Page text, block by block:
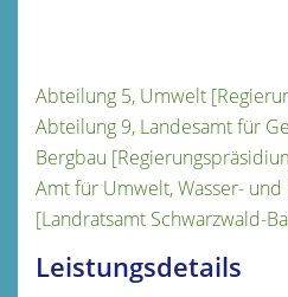
Abteilung 5, Umwelt
Abteilung 9, Landesamt für
Bergbau
Amt für Umwelt, Wasser-
[Landratsamt Schwarzwald-
Leistungsdetails